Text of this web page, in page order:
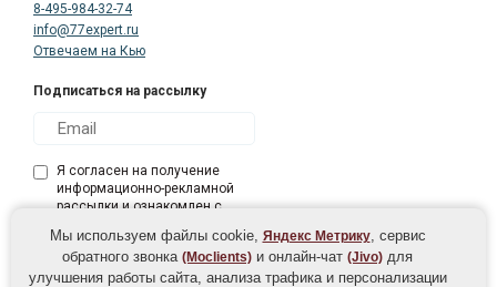
Специалист по продажам
8-495-984-32-74
info@77expert.ru
Отвечаем на Кью
Подписаться на рассылку
Я согласен на получение
информационно-рекламной
рассылки и ознакомлен с
Мы используем файлы cookie, Яндекс Метрику, сервис
обратного звонка (Moclients) и онлайн-чат (Jivo) для
улучшения работы сайта, анализа трафика и персонализации